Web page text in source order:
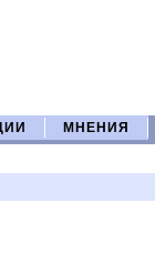
МНЕНИЯ